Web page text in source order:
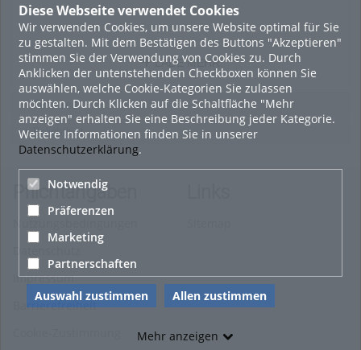
Diese Webseite verwendet Cookies
Wir verwenden Cookies, um unsere Website optimal für Sie
zu gestalten. Mit dem Bestätigen des Buttons "Akzeptieren"
stimmen Sie der Verwendung von Cookies zu. Durch
Anklicken der untenstehenden Checkboxen können Sie
auswählen, welche Cookie-Kategorien Sie zulassen
möchten. Durch Klicken auf die Schaltfläche "Mehr
anzeigen" erhalten Sie eine Beschreibung jeder Kategorie.
Weitere Informationen finden Sie in unserer
Datenschutzerklärung.
Notwendig
Präferenzen
Marketing
Partnerschaften
Auswahl zustimmen Allen zustimmen
Mehr anzeigen
LADE MEHR
Featured
Beliebtheit
Pflichtangaben
Impressum
Barrierefreiheit